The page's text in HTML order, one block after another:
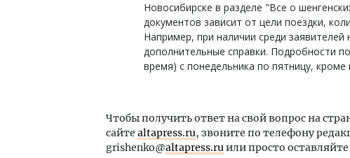
Новосибирске в разделе "Все о
документов зависит от цели поездки,
Например, при наличии среди
дополнительные справки. Подробности
время) с понедельника по пятницу, кроме
Чтобы получить ответ на свой вопрос на
сайте altapress.ru, звоните по телефону
grishenko@altapress.ruили просто